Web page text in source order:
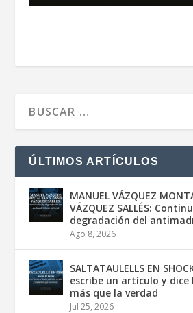
ÚLTIMOS ARTÍCULOS
MANUEL VÁZQUEZ
VÁZQUEZ SALLÉS:
degradación del
Ago 8, 2026
SALTATAULELLS EN
escribe un artículo y dice
más que la verdad
Jul 25, 2026